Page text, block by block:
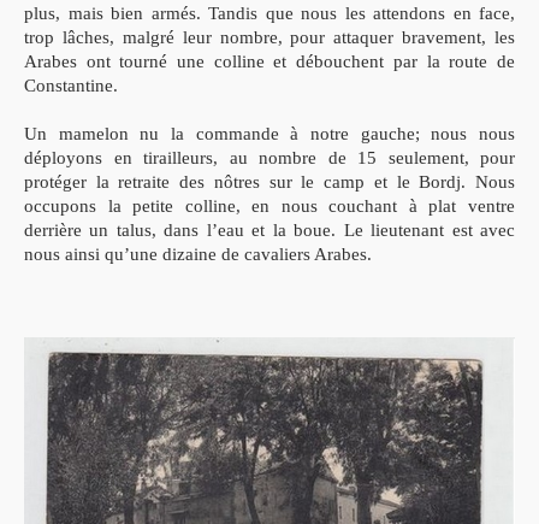
plus, mais bien armés. Tandis que nous les attendons en face,
trop lâches, malgré leur nombre, pour attaquer bravement, les
Arabes ont tourné une colline et débouchent par la route de
Constantine.
Un mamelon nu la commande à notre gauche; nous nous
déployons en tirailleurs, au nombre de 15 seulement, pour
protéger la retraite des nôtres sur le camp et le Bordj. Nous
occupons la petite colline, en nous couchant à plat ventre
derrière un talus, dans l’eau et la boue. Le lieutenant est avec
nous ainsi qu’une dizaine de cavaliers Arabes.